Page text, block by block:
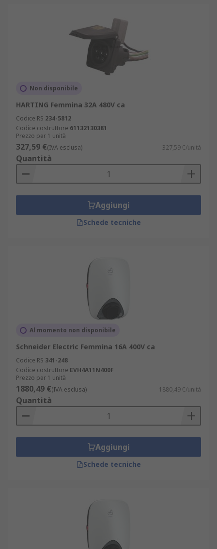
Non disponibile
HARTING Femmina 32A 480V ca
Codice RS 234-5812
Codice costruttore 61132130381
Prezzo per 1 unità
327,59 €(IVA esclusa) 327,59 €/unità
Quantità
Aggiungi
Schede tecniche
Al momento non disponibile
Schneider Electric Femmina 16A 400V ca
Codice RS 341-248
Codice costruttore EVH4A11N400F
Prezzo per 1 unità
1880,49 €(IVA esclusa) 1880,49 €/unità
Quantità
Aggiungi
Schede tecniche